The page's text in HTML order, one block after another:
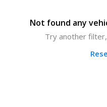
Not found any
Try another